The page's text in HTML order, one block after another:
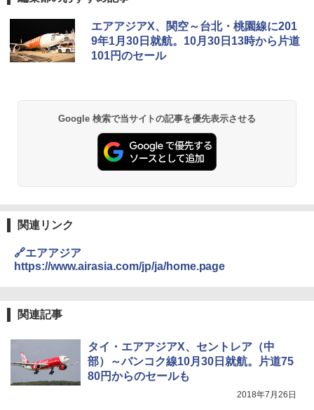
[キャンパーズコレクション 山善] ポップアッ
プテント 傘みたいに広げて畳める パッとサ
ッとサンシェード キューブ フルクローズ メ
ッシュ 簡単設置 ワンタッチテント キャンプ
PYKES PEAK (パイクスピーク) 着替えテン
ト プライバシー テント 【中が透けない】 1
人用 折りたたみ 防災グッズ 災害用トイレ ビ
ーチ ピクニック ポップアップテント 携帯 簡
テント ワンタッチ RENEW 幅200 2-3人用 43
500002(89232)
広げるだけ パッとサッとテント ブラックコ
ーティング フルクローズ メッシュ 3-4人用
簡単設置 ポップアップテント エクルベージ
ュ(BC仕様) PATC-150B(EB)
GRANDOOR ステンレス保冷剤 2個セット 2
026リニューアル 急速冷凍 空間倍増 衛生的
コンパクト 保冷力長持ち
ラソル ガーデン サイトシート付 折りたたみ
防水 UVカット 4段階高さ調整 軽量 収納袋付
き
￥6,459
付き ヒグマ・イノシシ対策 自治体・教育機
関の購入実績 登山・キャンプ・アウトドア・
ポインターライト 強力 小型 緑色/赤色/青紫色
USB充電式 高精度 超長距離照射 長時間使用
可能 安全ロック付き 高安全性 金属製耐久 コ
ンパクト多機能設計 持ち運び便利 アウトド
エアアジアX、関空～台北・桃園線に201
9年1月30日就航。10月30日13時から片道
101円のセール
Google 検索で当サイトの記事を優先表示させる
関連リンク
🔗エアアジア
https://www.airasia.com/jp/ja/home.page
関連記事
タイ・エアアジアX、セントレア（中
部）～バンコク線10月30日就航。片道75
80円からのセールも
2018年7月26日